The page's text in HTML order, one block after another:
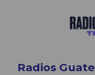
Radios Guate